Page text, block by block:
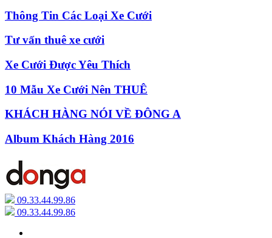
Thông Tin Các Loại Xe Cưới
Tư vấn thuê xe cưới
Xe Cưới Được Yêu Thích
10 Mẫu Xe Cưới Nên THUÊ
KHÁCH HÀNG NÓI VỀ ĐÔNG A
Album Khách Hàng 2016
09.33.44.99.86
09.33.44.99.86